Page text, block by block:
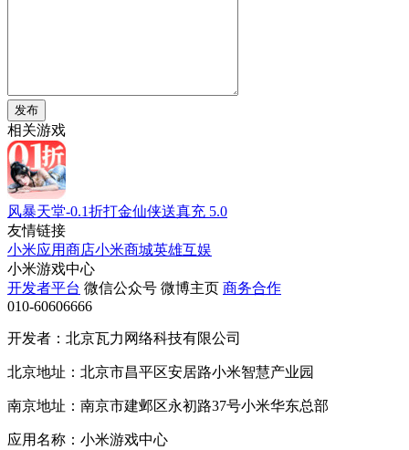
发布
相关游戏
风暴天堂-0.1折打金仙侠送真充 5.0
友情链接
小米应用商店小米商城英雄互娱
小米游戏中心
开发者平台 微信公众号 微博主页 商务合作
010-60606666
开发者：北京瓦力网络科技有限公司
北京地址：北京市昌平区安居路小米智慧产业园
南京地址：南京市建邺区永初路37号小米华东总部
应用名称：小米游戏中心